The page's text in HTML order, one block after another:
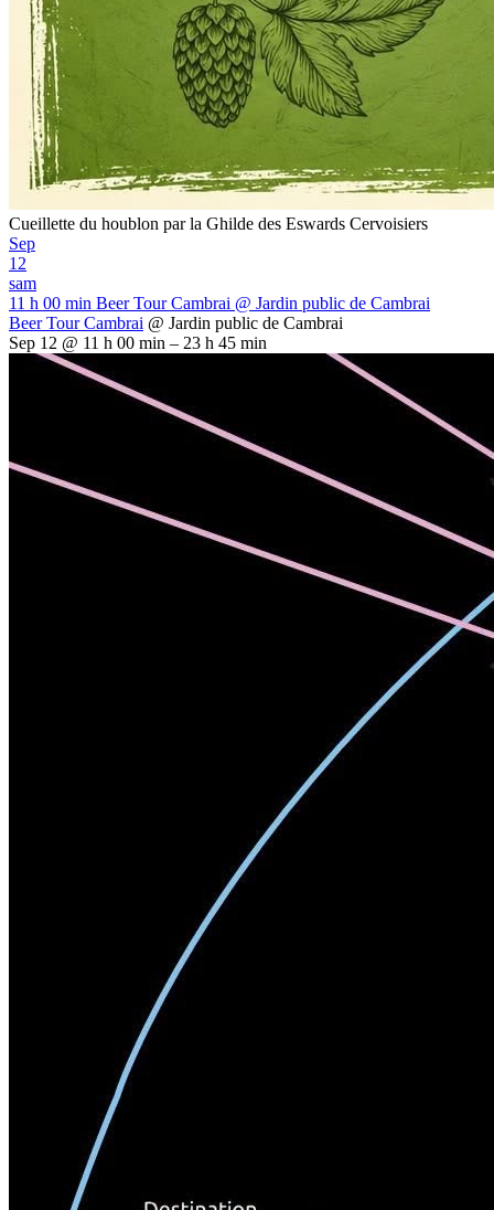
Cueillette du houblon par la Ghilde des Eswards Cervoisiers
Sep
12
sam
11 h 00 min Beer Tour Cambrai @ Jardin public de Cambrai
Beer Tour Cambrai @ Jardin public de Cambrai
Sep 12 @ 11 h 00 min – 23 h 45 min